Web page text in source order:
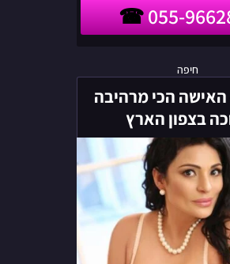
055-
חיפה
האישה הכי מרהיבה
בצפון הארץ
מלאני
-
האישה
הכי
מרהיבה
מחכה
בצפון
הארץ